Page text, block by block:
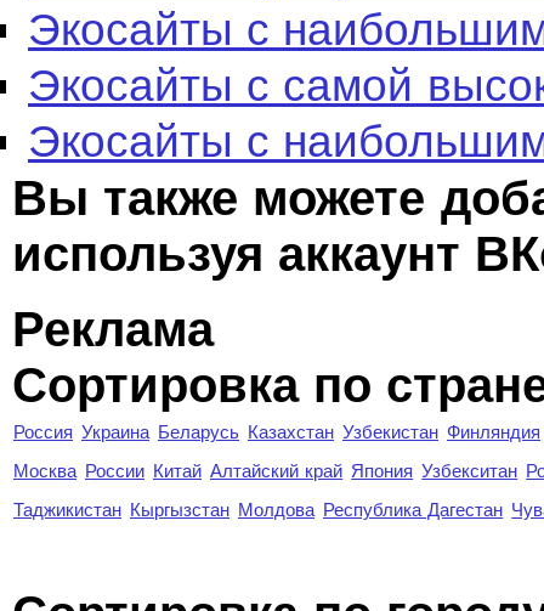
Экосайты с
Экосайты с самой
Экосайты с
Вы также можете
используя аккаунт
Реклама
Сортировка по
Россия Украина Беларусь Казахстан Узбекистан Финляндия
Москва России Китай Алтайский край Япония Узбекситан
Таджикистан Кыргызстан Молдова Республика Дагестан